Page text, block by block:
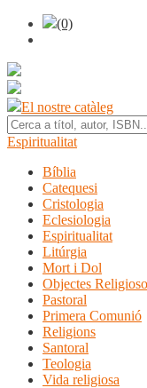
(0)
El nostre catàleg
Espiritualitat
Bíblia
Catequesi
Cristologia
Eclesiologia
Espiritualitat
Litúrgia
Mort i Dol
Objectes
Pastoral
Primera Comunió
Religions
Santoral
Teologia
Vida religiosa